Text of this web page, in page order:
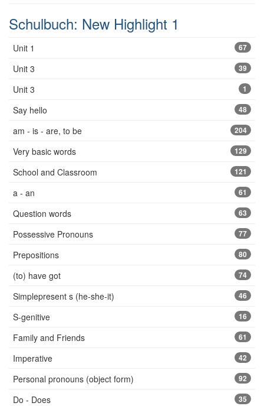
Schulbuch: New Highlight 1
Unit 1 67
Unit 3 39
Unit 3 1
Say hello 48
am - is - are, to be 204
Very basic words 129
School and Classroom 121
a - an 61
Question words 63
Possessive Pronouns 77
Prepositions 80
(to) have got 74
Simplepresent s (he-she-it) 46
S-genitive 16
Family and Friends 61
Imperative 42
Personal pronouns (object form) 92
Do - Does 35